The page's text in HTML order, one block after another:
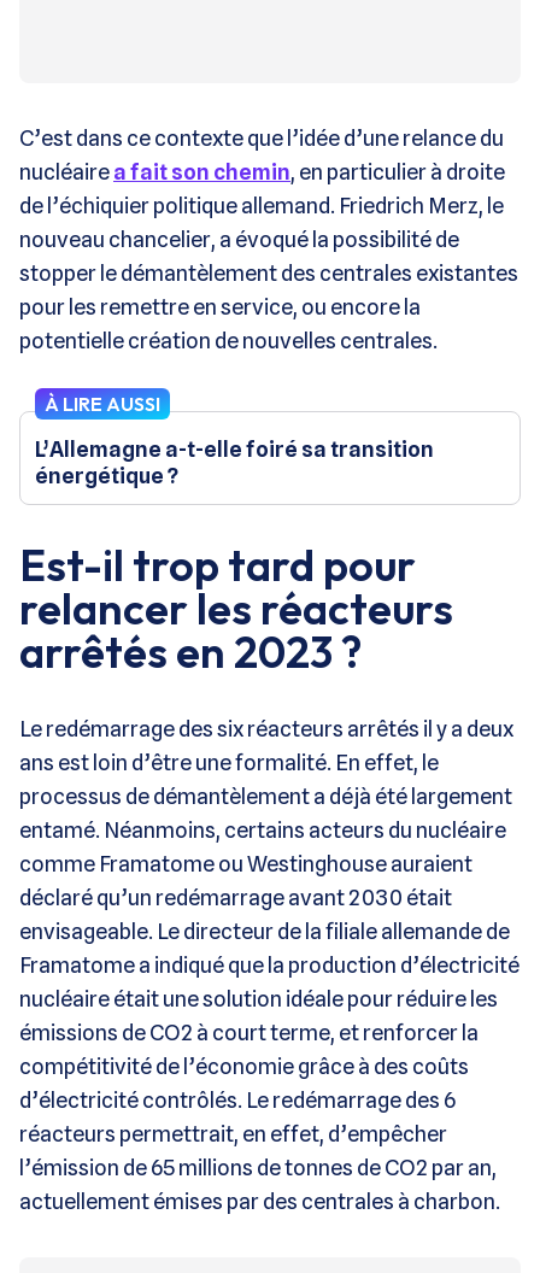
C’est dans ce contexte que l’idée d’une relance du
nucléairea fait son chemin, en particulier à droite
de l’échiquier politique allemand. Friedrich Merz, le
nouveau chancelier, a évoqué la possibilité de
stopper le démantèlement des centrales existantes
pour les remettre en service, ou encore la
potentielle création de nouvelles centrales.
À LIRE AUSSI
L’Allemagne a-t-elle foiré sa transition
énergétique ?
Est-il trop tard pour
relancer les réacteurs
arrêtés en 2023 ?
Le redémarrage des six réacteurs arrêtés il y a deux
ans est loin d’être une formalité. En effet, le
processus de démantèlement a déjà été largement
entamé. Néanmoins, certains acteurs du nucléaire
comme Framatome ou Westinghouse auraient
déclaré qu’un redémarrage avant 2030 était
envisageable. Le directeur de la filiale allemande de
Framatome a indiqué que la production d’électricité
nucléaire était une solution idéale pour réduire les
émissions de CO2 à court terme, et renforcer la
compétitivité de l’économie grâce à des coûts
d’électricité contrôlés. Le redémarrage des 6
réacteurs permettrait, en effet, d’empêcher
l’émission de 65 millions de tonnes de CO2 par an,
actuellement émises par des centrales à charbon.